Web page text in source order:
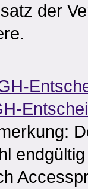
der